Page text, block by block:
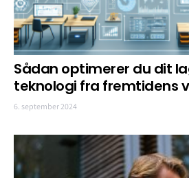
Sådan optimerer du dit
teknologi fra fremtidens
6. september 2024